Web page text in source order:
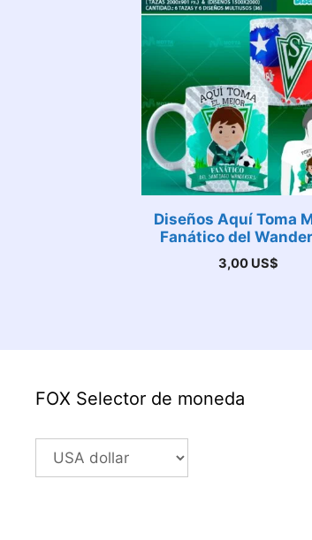
Diseños Aquí Toma
Fanático del
3,00 US$
FOX Selector de moneda